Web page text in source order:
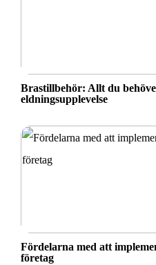
Brastillbehör: Allt du
eldningsupplevelse
Fördelarna med att
företag